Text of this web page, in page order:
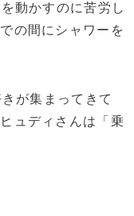
動かすのに苦労し
の間にシャワーを
が集まってきて
ュディさんは「乗